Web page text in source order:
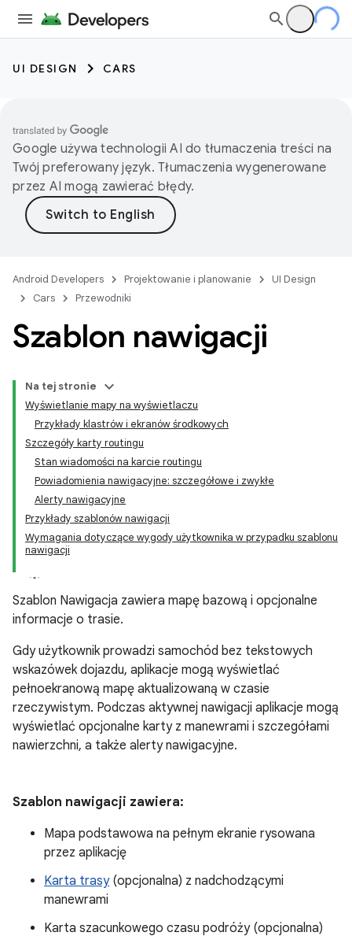
UI DESIGN CARS
Google używa technologii AI do tłumaczenia treści na
Twój preferowany język. Tłumaczenia wygenerowane
przez AI mogą zawierać błędy.
Android Developers Projektowanie i planowanie
UI Design
Cars
Przewodniki
Szablon nawigacji
Na tej stronie
Wyświetlanie mapy na wyświetlaczu
Przykłady klastrów i ekranów środkowych
Szczegóły karty routingu
Stan wiadomości na karcie routingu
Powiadomienia nawigacyjne: szczegółowe i zwykłe
Alerty nawigacyjne
Przykłady szablonów nawigacji
Wymagania dotyczące wygody użytkownika w przypadku szablonu
nawigacji
Szablon Nawigacja zawiera mapę bazową i opcjonalne
informacje o trasie.
Gdy użytkownik prowadzi samochód bez tekstowych
wskazówek dojazdu, aplikacje mogą wyświetlać
pełnoekranową mapę aktualizowaną w czasie
rzeczywistym. Podczas aktywnej nawigacji aplikacje mogą
wyświetlać opcjonalne karty z manewrami i szczegółami
nawierzchni, a także alerty nawigacyjne.
Szablon nawigacji zawiera:
Mapa podstawowa na pełnym ekranie rysowana
przez aplikację
Karta trasy(opcjonalna) z nadchodzącymi
manewrami
Karta szacunkowego czasu podróży (opcjonalna)